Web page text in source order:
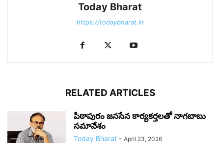
Today Bharat
https://todaybharat.in
RELATED ARTICLES
పిఠాపురం జనసేన కార్యకర్తలతో నాగబాబు
సమావేశం
Today Bharat - April 23, 2026